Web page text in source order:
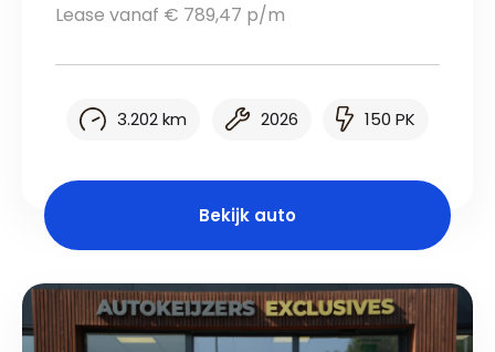
Lease vanaf € 789,47 p/m
3.202 km 2026 150 PK
Bekijk auto